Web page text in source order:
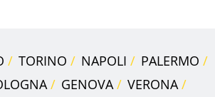
TORINO NAPOLI
PALERMO
GENOVA
VERONA